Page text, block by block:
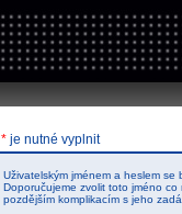
*je nutné vyplnit
Uživatelským jménem a heslem se
Doporučujeme zvolit toto jméno
pozdějším komplikacím s jeho